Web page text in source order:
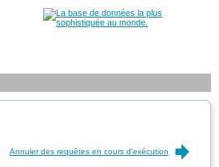
Annuler des requêtes en cours d'exécution